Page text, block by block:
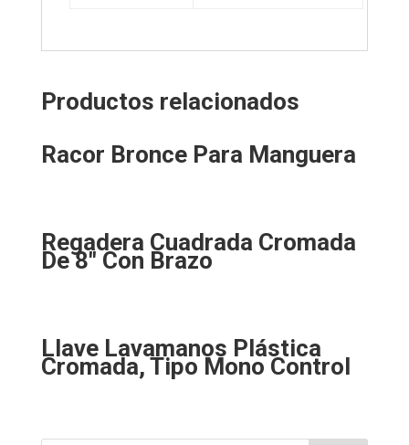
Productos relacionados
Racor Bronce Para Manguera
Regadera Cuadrada Cromada
De 8″ Con Brazo
Llave Lavamanos Plástica
Cromada, Tipo Mono Control